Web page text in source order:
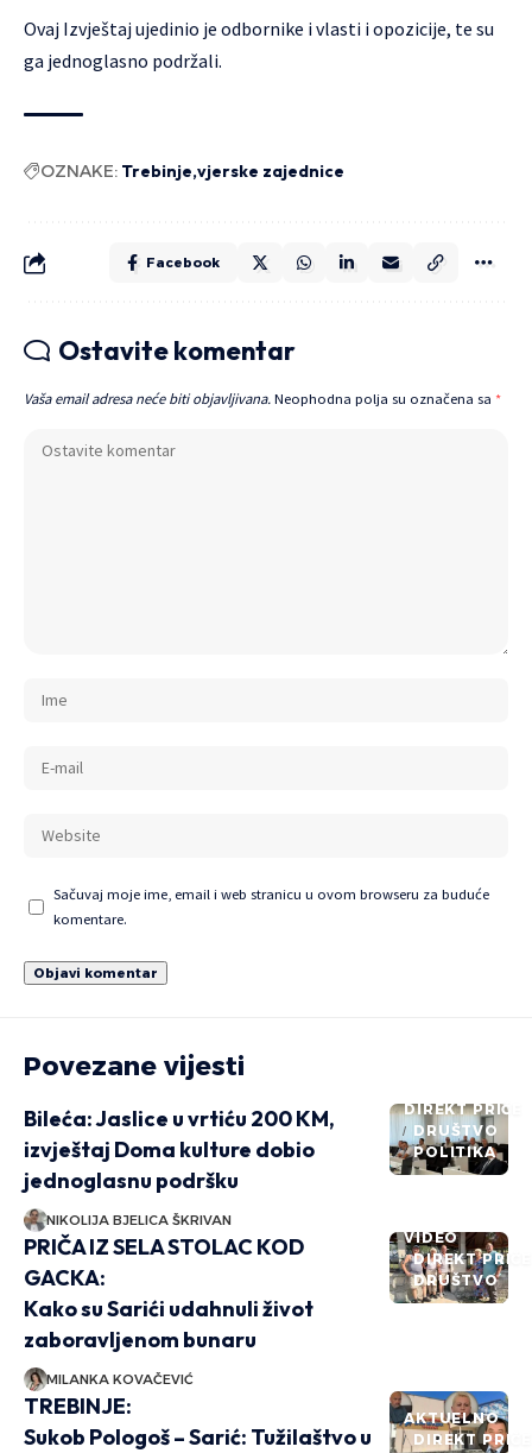
Ovaj Izvještaj ujedinio je odbornike i vlasti i opozicije, te su
ga jednoglasno podržali.
OZNAKE: Trebinje vjerske zajednice
Facebook
Ostavite komentar
Vaša email adresa neće biti objavljivana. Neophodna polja su označena sa *
Sačuvaj moje ime, email i web stranicu u ovom browseru za buduće
komentare.
Povezane vijesti
DIREKT PRIČE
DRUŠTVO
POLITIKA
Bileća: Jaslice u vrtiću 200 KM,
izvještaj Doma kulture dobio
jednoglasnu podršku
NIKOLIJA BJELICA ŠKRIVAN
VIDEO
DIREKT PRIČE
DRUŠTVO
PRIČA IZ SELA STOLAC KOD
GACKA:
Kako su Sarići udahnuli život
zaboravljenom bunaru
MILANKA KOVAČEVIĆ
AKTUELNO
DIREKT PRIČE
TREBINJE:
Sukob Pologoš – Sarić: Tužilaštvo u